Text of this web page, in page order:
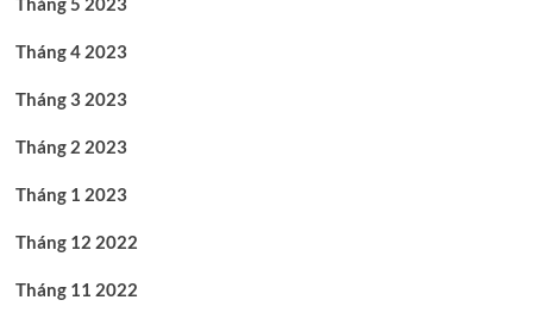
Tháng 4 2023
Tháng 3 2023
Tháng 2 2023
Tháng 1 2023
Tháng 12 2022
Tháng 11 2022